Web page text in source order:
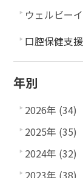
ウェルビー
口腔保健支
年別
2026年 (34)
2025年 (35)
2024年 (32)
2023年 (38)